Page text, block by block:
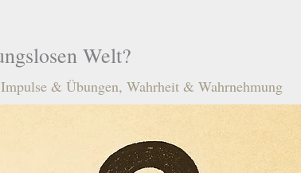
Welt?
Impulse & Übungen, Wahrheit & Wahrnehmung